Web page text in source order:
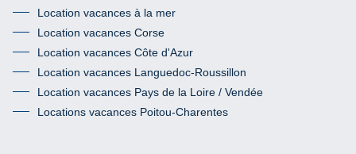
Location vacances à la mer
Location vacances Corse
Location vacances Côte d'Azur
Location vacances Languedoc-Roussillon
Location vacances Pays de la Loire / Vendée
Locations vacances Poitou-Charentes